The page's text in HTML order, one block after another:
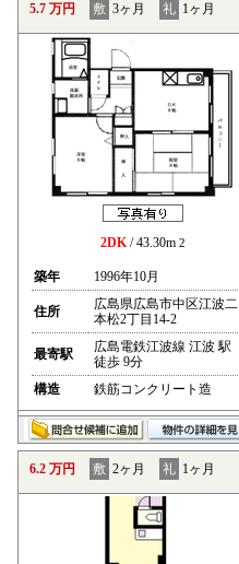
5.7 万円 敷 3ヶ月 礼 1ヶ月
2DK/ 43.30m 2
築年 1996年10月
住所
広島県広島市中区江波二
本松2丁目14-2
最寄駅
広島電鉄江波線 江波 駅
徒歩 9分
構造
鉄筋コンクリート造
6.2 万円 敷 2ヶ月 礼 1ヶ月